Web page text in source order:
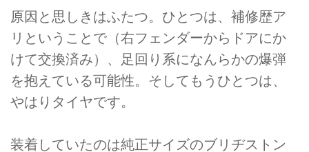
原因と思しきはふたつ。ひとつは、補修歴ア
リということで（右フェンダーからドアにか
けて交換済み）、足回り系になんらかの爆弾
を抱えている可能性。そしてもうひとつは、
やはりタイヤです。
装着していたのは純正サイズのブリヂストン